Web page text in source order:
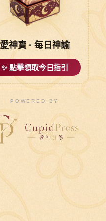
愛神寶 · 每日神諭
✨ 點擊領取今日指引
POWERED BY